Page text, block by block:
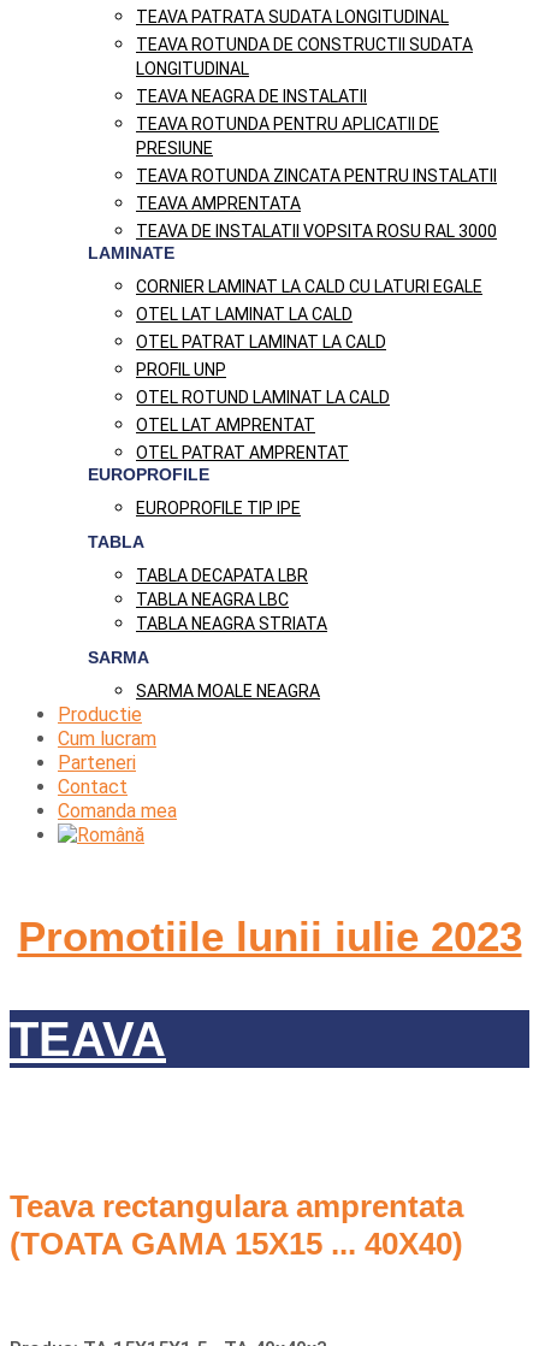
TEAVA PATRATA SUDATA LONGITUDINAL
TEAVA ROTUNDA DE CONSTRUCTII SUDATA
LONGITUDINAL
TEAVA NEAGRA DE INSTALATII
TEAVA ROTUNDA PENTRU APLICATII DE
PRESIUNE
TEAVA ROTUNDA ZINCATA PENTRU INSTALATII
TEAVA AMPRENTATA
TEAVA DE INSTALATII VOPSITA ROSU RAL 3000
LAMINATE
CORNIER LAMINAT LA CALD CU LATURI EGALE
OTEL LAT LAMINAT LA CALD
OTEL PATRAT LAMINAT LA CALD
PROFIL UNP
OTEL ROTUND LAMINAT LA CALD
OTEL LAT AMPRENTAT
OTEL PATRAT AMPRENTAT
EUROPROFILE
EUROPROFILE TIP IPE
TABLA
TABLA DECAPATA LBR
TABLA NEAGRA LBC
TABLA NEAGRA STRIATA
SARMA
SARMA MOALE NEAGRA
Productie
Cum lucram
Parteneri
Contact
Comanda mea
Promotiile lunii iulie 2023
TEAVA
Teava rectangulara amprentata
(TOATA GAMA 15X15 ... 40X40)